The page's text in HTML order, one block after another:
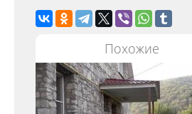
Похожие